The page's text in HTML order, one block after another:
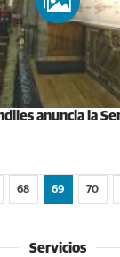
anuncia la
68 69 70
Servicios